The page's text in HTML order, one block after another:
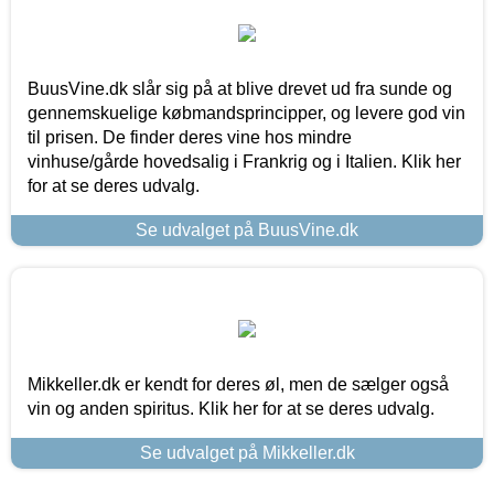
BuusVine.dk slår sig på at blive drevet ud fra sunde og
gennemskuelige købmandsprincipper, og levere god vin
til prisen. De finder deres vine hos mindre
vinhuse/gårde hovedsalig i Frankrig og i Italien. Klik her
for at se deres udvalg.
Se udvalget på BuusVine.dk
Mikkeller.dk er kendt for deres øl, men de sælger også
vin og anden spiritus. Klik her for at se deres udvalg.
Se udvalget på Mikkeller.dk